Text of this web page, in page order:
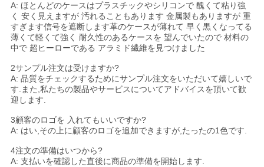
A: ほとんどのケースはプラスチックやシリコンで 醜くて粘り強
く 安く見えますが 汚れることもあります 金属製もありますが 重
すぎます信号を遮断します革のケースが薄れて 早く黒くなってる
薄くて軽くて強く 耐久性のあるケースを 望んでいたので 材料の
中で 超ヒーローである アラミド繊維を見つけました
2サンプル注文は受けますか?
A: 品質をチェックするためにサンプル注文をいただいて嬉しいで
す.また,私たちの製品やサービスについてアドバイスを頂いて歓
迎します.
3顧客のロゴを 入れてもいいですか?
A: はい,その上に顧客のロゴを追加できますが,たったの1色です.
4注文の準備はいつから?
A: 支払いを確認した直後に商品の準備を開始します.